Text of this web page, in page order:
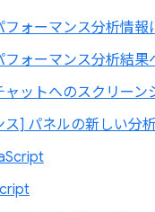
フォーマンス分析情報
フォーマンス分析結果
ャットへのスクリーン
ス] パネルの新しい分